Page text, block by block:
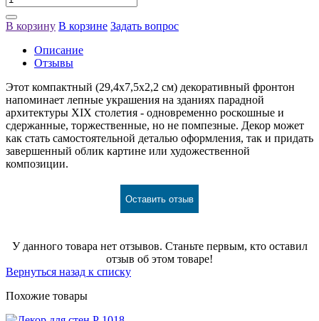
В корзину В корзине Задать вопрос
Описание
Отзывы
Этот компактный (29,4х7,5х2,2 см) декоративный фронтон
напоминает лепные украшения на зданиях парадной
архитектуры XIX столетия - одновременно роскошные и
сдержанные, торжественные, но не помпезные. Декор может
как стать самостоятельной деталью оформления, так и придать
завершенный облик картине или художественной
композиции.
Оставить отзыв
У данного товара нет отзывов. Станьте первым, кто оставил
отзыв об этом товаре!
Вернуться назад к списку
Похожие товары